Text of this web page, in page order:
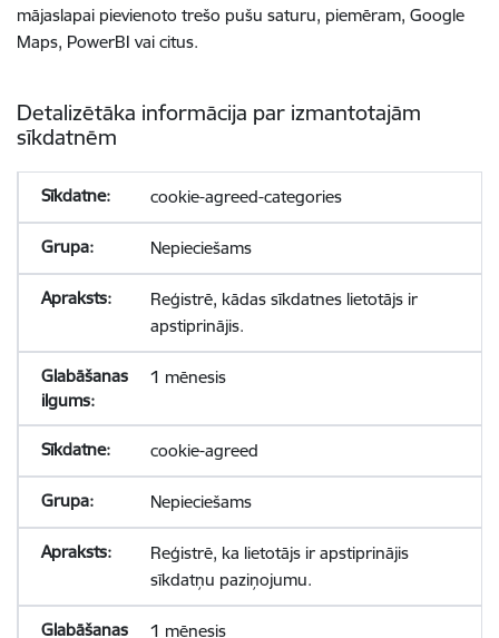
mājaslapai pievienoto trešo pušu saturu, piemēram, Google
Maps, PowerBI vai citus.
Detalizētāka informācija par izmantotajām
sīkdatnēm
cookie-agreed-categories
Nepieciešams
Reģistrē, kādas sīkdatnes lietotājs ir
apstiprinājis.
1 mēnesis
cookie-agreed
Nepieciešams
Reģistrē, ka lietotājs ir apstiprinājis
sīkdatņu paziņojumu.
1 mēnesis